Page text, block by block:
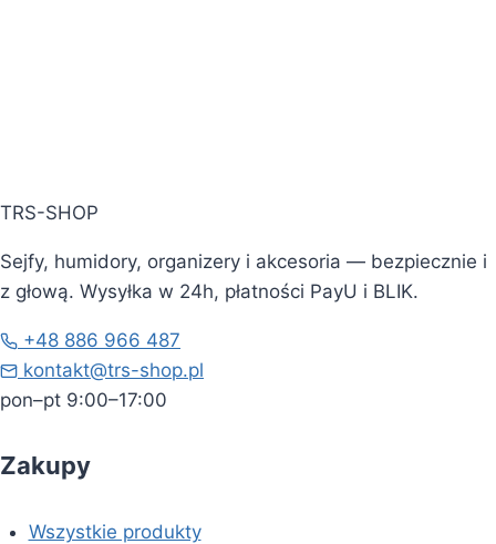
TRS-SHOP
Sejfy, humidory, organizery i akcesoria — bezpiecznie i
z głową. Wysyłka w 24h, płatności PayU i BLIK.
+48 886 966 487
kontakt@trs-shop.pl
pon–pt 9:00–17:00
Zakupy
Wszystkie produkty